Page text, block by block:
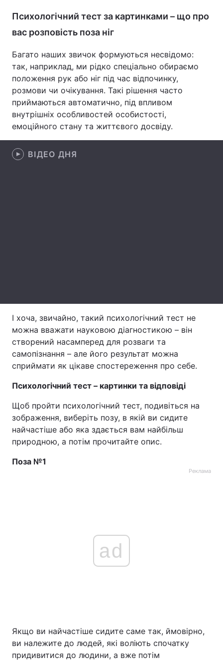
Екологія
Лонгріди
Відео з Youtube Статті
Інтерв'ю Думки
Архів Вакансії
Контакти
Психологічний тест за картинками – що про
вас розповість поза ніг
Багато наших звичок формуються несвідомо:
так, наприклад, ми рідко спеціально обираємо
положення рук або ніг під час відпочинку,
розмови чи очікування. Такі рішення часто
приймаються автоматично, під впливом
внутрішніх особливостей особистості,
емоційного стану та життєвого досвіду.
ВІДЕО ДНЯ
І хоча, звичайно, такий психологічний тест не
можна вважати науковою діагностикою – він
створений насамперед для розваги та
самопізнання – але його результат можна
сприймати як цікаве спостереження про себе.
Психологічний тест – картинки та відповіді
Щоб пройти психологічний тест, подивіться на
зображення, виберіть позу, в якій ви сидите
найчастіше або яка здається вам найбільш
природною, а потім прочитайте опис.
Поза №1
Реклама
ad
Якщо ви найчастіше сидите саме так, ймовірно,
ви належите до людей, які воліють спочатку
придивитися до людини, а вже потім